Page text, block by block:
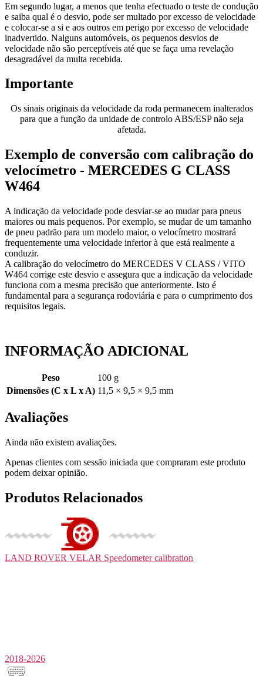
Em segundo lugar, a menos que tenha efectuado o teste de condução
e saiba qual é o desvio, pode ser multado por excesso de velocidade
e colocar-se a si e aos outros em perigo por excesso de velocidade
inadvertido. Nalguns automóveis, os pequenos desvios de
velocidade não são perceptíveis até que se faça uma revelação
desagradável da multa recebida.
Importante
Os sinais originais da velocidade da roda permanecem inalterados
para que a função da unidade de controlo ABS/ESP não seja
afetada.
Exemplo de conversão com calibração do
velocímetro - MERCEDES G CLASS
W464
A indicação da velocidade pode desviar-se ao mudar para pneus
maiores ou mais pequenos. Por exemplo, se mudar de um tamanho
de pneu padrão para um modelo maior, o velocímetro mostrará
frequentemente uma velocidade inferior à que está realmente a
conduzir.
A calibração do velocímetro do MERCEDES V CLASS / VITO
W464 corrige este desvio e assegura que a indicação da velocidade
funciona com a mesma precisão que anteriormente. Isto é
fundamental para a segurança rodoviária e para o cumprimento dos
requisitos legais.
INFORMAÇÃO ADICIONAL
Peso
100 g
Dimensões (C x L x A) 11,5 × 9,5 × 9,5 mm
Avaliações
Ainda não existem avaliações.
Apenas clientes com sessão iniciada que compraram este produto
podem deixar opinião.
Produtos Relacionados
LAND ROVER VELAR Speedometer calibration
2018-2026